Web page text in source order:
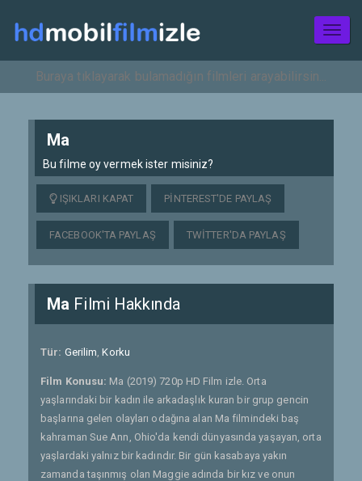
Ma
Bu filme oy vermek ister misiniz?
IŞIKLARI KAPAT PINTEREST'DE PAYLAŞ
FACEBOOK'TA PAYLAŞ TWITTER'DA PAYLAŞ
Ma Filmi Hakkında
Tür: Gerilim,Korku
Film Konusu: Ma (2019) 720p HD Film izle. Orta
yaşlarındaki bir kadın ile arkadaşlık kuran bir grup gencin
başlarına gelen olayları odağına alan Ma filmindeki baş
kahraman Sue Ann, Ohio'da kendi dünyasında yaşayan, orta
yaşlardaki yalnız bir kadındır. Bir gün kasabaya yakın
zamanda taşınmış olan Maggie adında bir kız ve onun